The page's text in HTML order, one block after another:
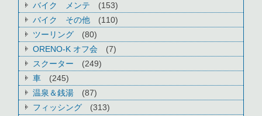
バイク メンテ
(153)
バイク その他
(110)
ツーリング
(80)
ORENO-K オフ会
(7)
スクーター
(249)
車
(245)
温泉＆銭湯
(87)
フィッシング
(313)